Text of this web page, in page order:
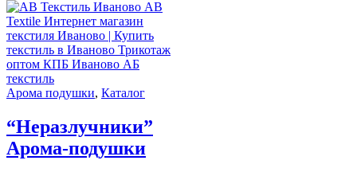
Арома подушки, Каталог
“Неразлучники”
Арома-подушки